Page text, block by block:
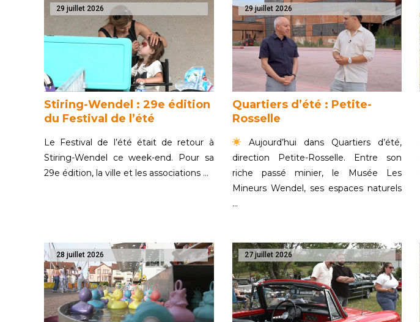
29 juillet 2026
Stiring-Wendel : 29e édition
du Festival de l’été
Le Festival de l’été était de retour à
Stiring-Wendel ce week-end. Pour sa
29e édition, la ville et les associations …
29 juillet 2026
Quartiers d’été : Petite-
Rosselle
Aujourd’hui dans Quartiers d’été,
direction Petite-Rosselle. Entre son
riche passé minier, le Musée Les
Mineurs Wendel, ses espaces naturels
…
28 juillet 2026 27 juillet 2026